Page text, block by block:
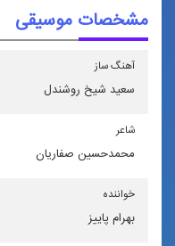
مشخصات موسیقی
آهنگ ساز
سعید شیخ روشندل
شاعر
محمدحسین صفاریان
خواننده
بهرام پاییز